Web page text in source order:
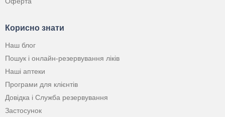
Корисно знати
Наш блог
Пошук і онлайн-резервування ліків
Наші аптеки
Програми для клієнтів
Довідка і Служба резервування
Застосунок